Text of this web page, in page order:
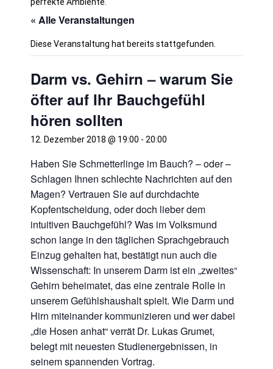
« Alle Veranstaltungen
Diese Veranstaltung hat bereits stattgefunden.
Darm vs. Gehirn – warum Sie
öfter auf Ihr Bauchgefühl
hören sollten
12. Dezember 2018 @ 19:00 - 20:00
Haben Sie Schmetterlinge im Bauch? – oder –
Schlagen Ihnen schlechte Nachrichten auf den
Magen? Vertrauen Sie auf durchdachte
Kopfentscheidung, oder doch lieber dem
intuitiven Bauchgefühl? Was im Volksmund
schon lange in den täglichen Sprachgebrauch
Einzug gehalten hat, bestätigt nun auch die
Wissenschaft: In unserem Darm ist ein „zweites“
Gehirn beheimatet, das eine zentrale Rolle in
unserem Gefühlshaushalt spielt. Wie Darm und
Hirn miteinander kommunizieren und wer dabei
„die Hosen anhat“ verrät Dr. Lukas Grumet,
belegt mit neuesten Studienergebnissen, in
seinem spannenden Vortrag.